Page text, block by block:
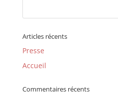
Articles récents
Presse
Accueil
Commentaires récents